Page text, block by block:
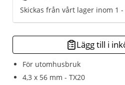
För utomhusbruk
4,3 x 56 mm - TX20
Skickas från vårt lager inom 1
Lägg till i